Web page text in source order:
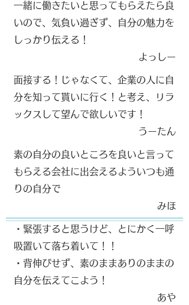
​一緒に働きたいと思ってもらえたら良
いので、気負い過ぎず、自分の魅力を
しっかり伝える！
​よっしー
面接する！じゃなくて、企業の人に自
分を知って貰いに行く！と考え、リラ
ックスして望んで欲しいです！
うーたん​
素の自分の良いところを良いと言って
もらえる会社に出会えるよういつも通
りの自分で
みほ​
・緊張すると思うけど、とにかく一呼
吸置いて落ち着いて！！
・背伸びせず、素のままありのままの
自分を伝えてこよう！
​あや